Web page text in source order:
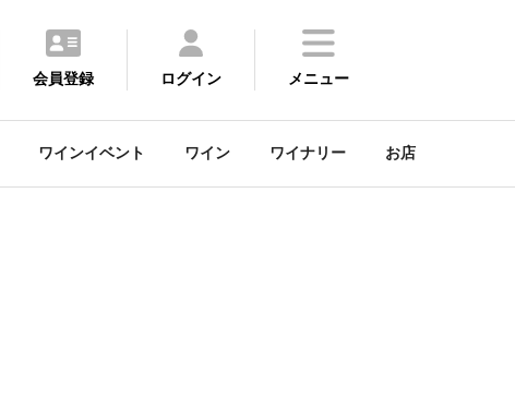
会員登録 ログイン メニュー
ワインイベント ワイン ワイナリー お店